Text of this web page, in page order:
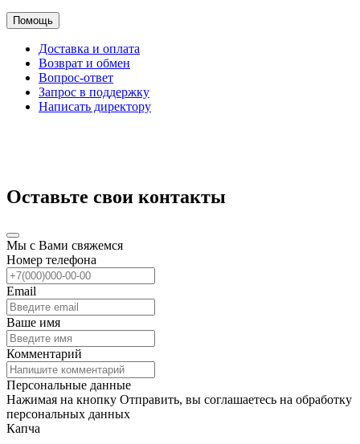
Помощь
Доставка и оплата
Возврат и обмен
Вопрос-ответ
Запрос в поддержку
Написать директору
Оставьте свои контакты
Мы с Вами свяжемся
Номер телефона
Email
Ваше имя
Комментарий
Персональные данные
Нажимая на кнопку Отправить, вы соглашаетесь на обработку
персональных данных
Капча